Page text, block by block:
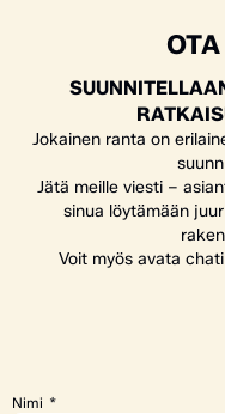
Jokainen ranta on
Jätä meille viesti –
sinua löytämään
Voit myös avata
Nimi